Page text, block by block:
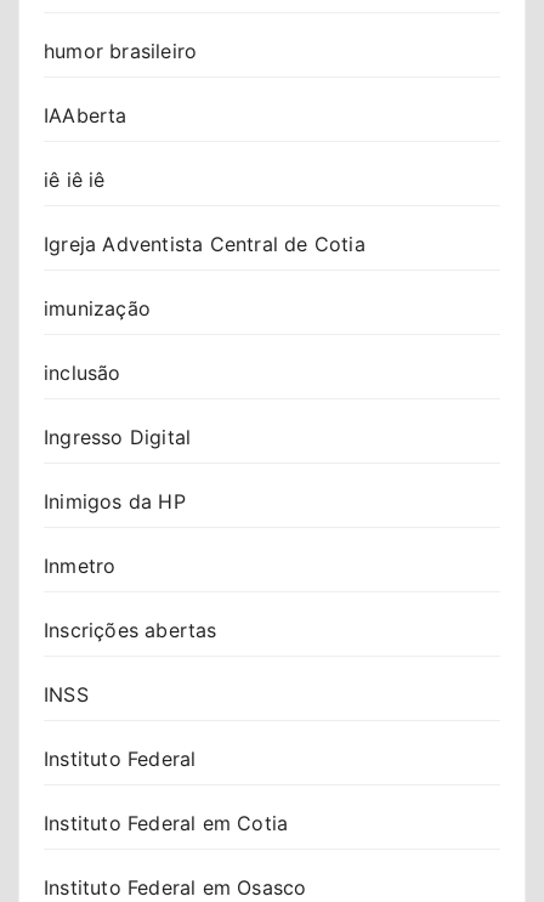
humor brasileiro
IAAberta
iê iê iê
Igreja Adventista Central de Cotia
imunização
inclusão
Ingresso Digital
Inimigos da HP
Inmetro
Inscrições abertas
INSS
Instituto Federal
Instituto Federal em Cotia
Instituto Federal em Osasco